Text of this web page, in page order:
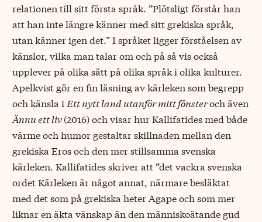
relationen till sitt första språk. ”Plötsligt förstår han
att han inte längre känner med sitt grekiska språk,
utan känner igen det.” I språket ligger förståelsen av
känslor, vilka man talar om och på så vis också
upplever på olika sätt på olika språk i olika kulturer.
Apelkvist gör en fin läsning av kärleken som begrepp
och känsla i Ett nytt land utanför mitt fönsteroch även
Ännu ett liv(2016) och visar hur Kallifatides med både
värme och humor gestaltar skillnaden mellan den
grekiska Eros och den mer stillsamma svenska
kärleken. Kallifatides skriver att ”det vackra svenska
ordet Kärleken är något annat, närmare besläktat
med det som på grekiska heter Agape och som mer
liknar en äkta vänskap än den människoätande gud